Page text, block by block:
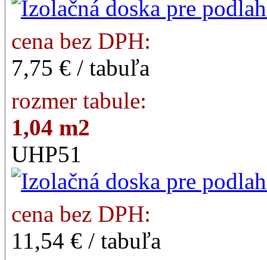
cena bez DPH:
7,75 € / tabuľa
rozmer tabule:
1,04 m2
UHP51
cena bez DPH:
11,54 € / tabuľa